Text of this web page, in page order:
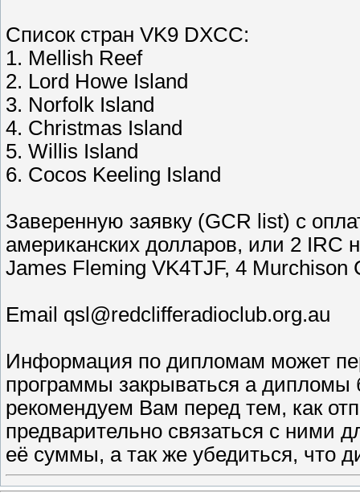
Список стран VK9 DXCC:
1. Mellish Reef
2. Lord Howe Island
3. Norfolk Island
4. Christmas Island
5. Willis Island
6. Cocos Keeling Island
Заверенную заявку (GCR list) с
американских долларов, или 2 IRC
James Fleming VK4TJF, 4
Email qsl@redclifferadioclub.org.au
Информация по дипломам может
программы закрываться а
рекомендуем Вам перед тем, как
предварительно связаться с ними
её суммы, а так же убедиться, что